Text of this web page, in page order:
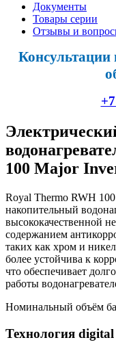
Документы
Товары серии
Отзывы и
100 Major
Royal Thermo RWH
накопительный
высококачественной
содержанием
таких как хром и
более устойчива к
что обеспечивает
работы
Номинальный объём
Технология